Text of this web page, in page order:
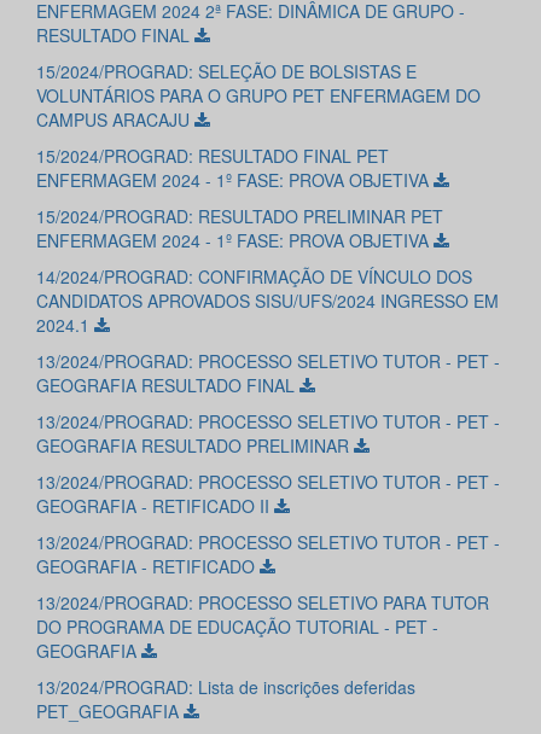
ENFERMAGEM 2024 2ª FASE: DINÂMICA DE GRUPO -
RESULTADO FINAL
15/2024/PROGRAD: SELEÇÃO DE BOLSISTAS E
VOLUNTÁRIOS PARA O GRUPO PET ENFERMAGEM DO
CAMPUS ARACAJU
15/2024/PROGRAD: RESULTADO FINAL PET
ENFERMAGEM 2024 - 1º FASE: PROVA OBJETIVA
15/2024/PROGRAD: RESULTADO PRELIMINAR PET
ENFERMAGEM 2024 - 1º FASE: PROVA OBJETIVA
14/2024/PROGRAD: CONFIRMAÇÃO DE VÍNCULO DOS
CANDIDATOS APROVADOS SISU/UFS/2024 INGRESSO EM
2024.1
13/2024/PROGRAD: PROCESSO SELETIVO TUTOR - PET -
GEOGRAFIA RESULTADO FINAL
13/2024/PROGRAD: PROCESSO SELETIVO TUTOR - PET -
GEOGRAFIA RESULTADO PRELIMINAR
13/2024/PROGRAD: PROCESSO SELETIVO TUTOR - PET -
GEOGRAFIA - RETIFICADO II
13/2024/PROGRAD: PROCESSO SELETIVO TUTOR - PET -
GEOGRAFIA - RETIFICADO
13/2024/PROGRAD: PROCESSO SELETIVO PARA TUTOR
DO PROGRAMA DE EDUCAÇÃO TUTORIAL - PET -
GEOGRAFIA
13/2024/PROGRAD: Lista de inscrições deferidas
PET_GEOGRAFIA